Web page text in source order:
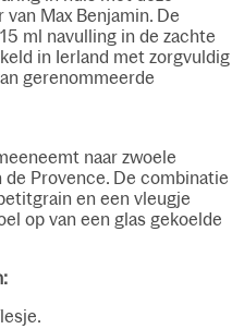
Max Benjamin. De
ml navulling in de zachte
in Ierland met zorgvuldig
gerenommeerde
naar zwoele
de Provence. De combinatie
en een vleugje
op van een glas gekoelde